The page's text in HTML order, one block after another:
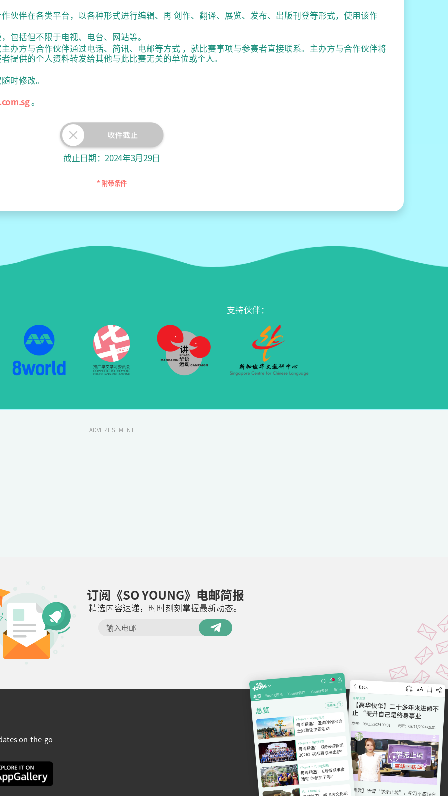
伙伴在各类平台，以各种形式进行编辑、再 创作、翻译、展览、发布、出版刊登等形式，使用该作
包括但不限于电视、电台、网站等。
办方与合作伙伴通过电话、简讯、电邮等方式 ，就比赛事项与参赛者直接联系。主办方与合作伙伴将
提供的个人资料转发给其他与此比赛无关的单位或个人。
时修改。
。
截止日期：2024年3月29日
* 附带条件
支持伙伴：
ADVERTISEMENT
订阅《SO YOUNG》电邮简报
精选内容速递，时时刻刻掌握最新动态。
on-the-go